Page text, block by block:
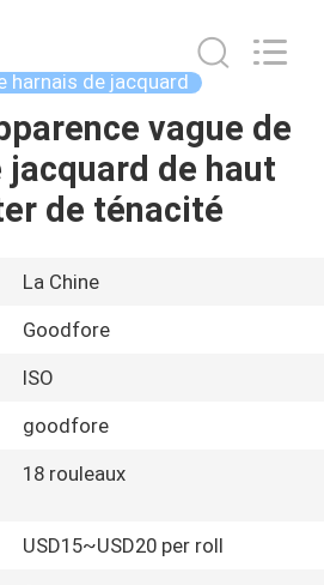
harnais de jacquard
vague de
jacquard de haut
de ténacité
La Chine
Goodfore
ISO
goodfore
18 rouleaux
USD15~USD20 per roll